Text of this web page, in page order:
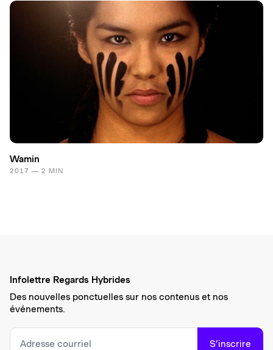
Wamin
2017 — 2 MIN
Infolettre Regards Hybrides
Des nouvelles ponctuelles sur nos contenus et nos
événements.
S’inscrire